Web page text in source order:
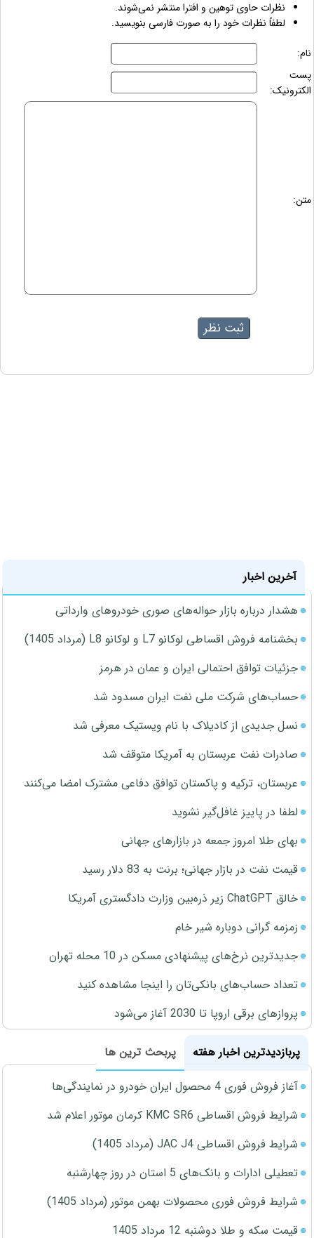
نظرات حاوی توهین و افترا منتشر نمی‌شوند.
لطفاً نظرات خود را به صورت فارسی بنویسید.
نام:
پست
الکترونیک:
متن:
آخرین اخبار
هشدار درباره بازار حواله‌های صوری خودروهای وارداتی
بخشنامه فروش اقساطی لوکانو L7 و لوکانو L8 (مرداد 1405)
جزئیات توافق احتمالی ایران و عمان در هرمز
حساب‌های شرکت ملی نفت ایران مسدود شد
نسل جدیدی از کادیلاک با نام ویستیک معرفی شد
صادرات نفت عربستان به آمریکا متوقف شد
عربستان، ترکیه و پاکستان توافق دفاعی مشترک امضا می‌کنند
لطفا در پاییز غافل‌گیر نشوید
بهای طلا امروز جمعه در بازارهای جهانی
قیمت نفت در بازار جهانی؛ برنت به 83 دلار رسید
خالق ChatGPT زیر ذره‌بین وزارت دادگستری آمریکا
زمزمه گرانی دوباره شیر خام
جدیدترین نرخ‌های پیشنهادی مسکن در 10 محله تهران
تعداد حساب‌های بانکی‌تان را اینجا مشاهده کنید
پروازهای برقی اروپا تا 2030 آغاز می‌شود
پربازدیدترین اخبار هفته
پربحث ترین ها
آغاز فروش فوری 4 محصول ایران خودرو در نمایندگی‌ها
شرایط فروش اقساطی KMC SR6 کرمان موتور اعلام شد
شرایط فروش اقساطی JAC J4 (مرداد 1405)
تعطیلی ادارات و بانک‌های 5 استان در روز چهارشنبه
شرایط فروش فوری محصولات بهمن موتور (مرداد 1405)
قیمت سکه و طلا دوشنبه 12 مرداد 1405